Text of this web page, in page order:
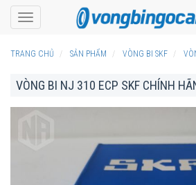
Toggle
navigation
TRANG CHỦ SẢN PHẨM VÒNG BI SKF
VÒNG BI NJ 310 ECP SKF CHÍNH